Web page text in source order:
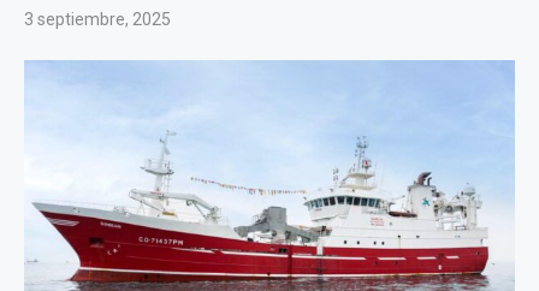
3 septiembre, 2025